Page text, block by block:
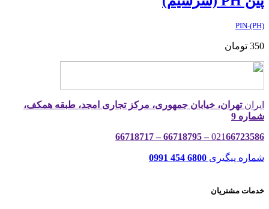
PIN-(PH)
350 تومان
ایرانتهران، خیابان جمهوری، مرکز تجاری امجد، طبقه همکف،
شماره 9
02166723586 – 66718795 – 66718717
شماره پیگیری 6800 454 0991
خدمات مشتریان